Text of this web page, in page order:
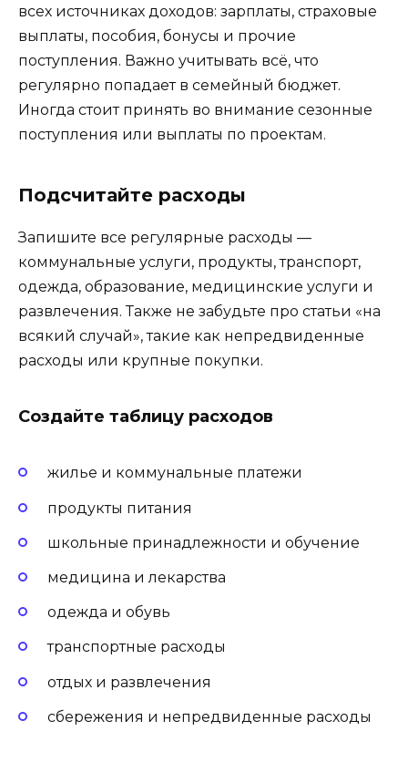
всех источниках доходов: зарплаты, страховые
выплаты, пособия, бонусы и прочие
поступления. Важно учитывать всё, что
регулярно попадает в семейный бюджет.
Иногда стоит принять во внимание сезонные
поступления или выплаты по проектам.
Подсчитайте расходы
Запишите все регулярные расходы —
коммунальные услуги, продукты, транспорт,
одежда, образование, медицинские услуги и
развлечения. Также не забудьте про статьи «на
всякий случай», такие как непредвиденные
расходы или крупные покупки.
Создайте таблицу расходов
жилье и коммунальные платежи
продукты питания
школьные принадлежности и обучение
медицина и лекарства
одежда и обувь
транспортные расходы
отдых и развлечения
сбережения и непредвиденные расходы